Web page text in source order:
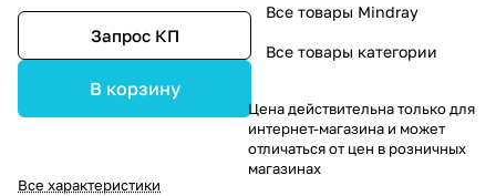
Запрос КП
В корзину
Все характеристики
Все товары Mindray
Все товары категории
Цена действительна только для
интернет-магазина и может
отличаться от цен в розничных
магазинах